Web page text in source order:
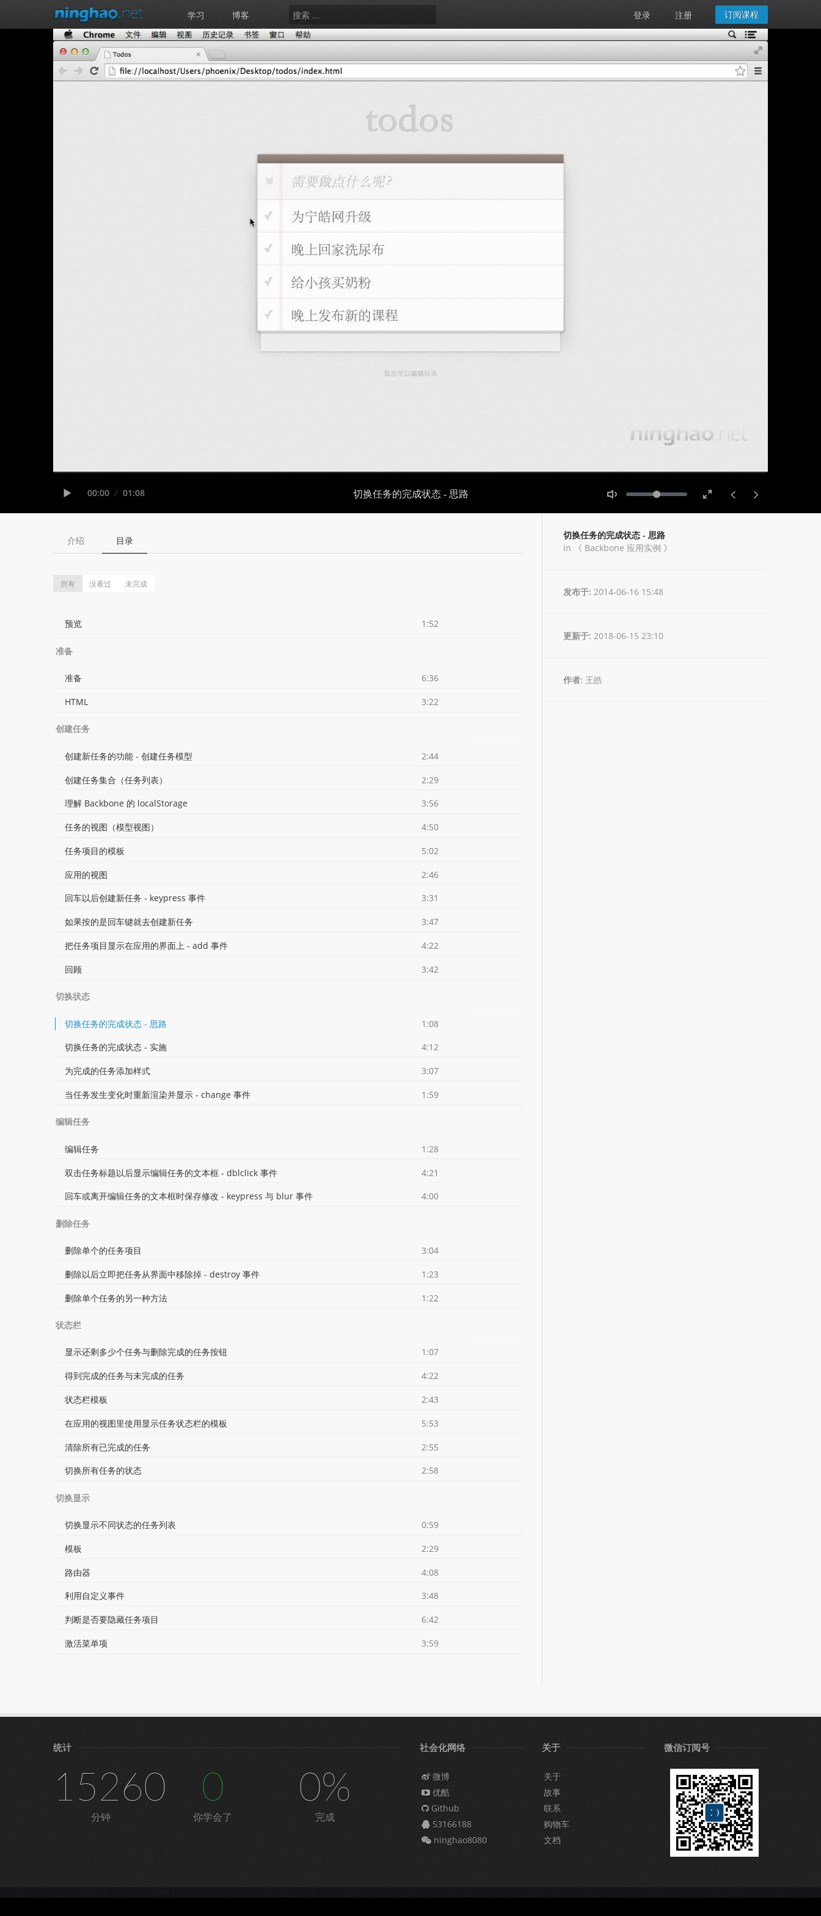
学习 博客 登录 注册 订阅课程
Current
00:00 Duration
01:08 切换任务的完成状态 - 思路
Volume
介绍 目录
所有 没看过 未完成
预览 1:52
准备
准备 6:36
HTML 3:22
创建任务
创建新任务的功能 - 创建任务模型 2:44
创建任务集合（任务列表） 2:29
理解 Backbone 的 localStorage 3:56
任务的视图（模型视图） 4:50
任务项目的模板 5:02
应用的视图 2:46
回车以后创建新任务 - keypress 事件 3:31
如果按的是回车键就去创建新任务 3:47
把任务项目显示在应用的界面上 - add 事件 4:22
回顾 3:42
切换状态
切换任务的完成状态 - 思路 1:08
切换任务的完成状态 - 实施 4:12
为完成的任务添加样式 3:07
当任务发生变化时重新渲染并显示 - change 事件 1:59
编辑任务
编辑任务 1:28
双击任务标题以后显示编辑任务的文本框 - dblclick 事件 4:21
回车或离开编辑任务的文本框时保存修改 - keypress 与 blur 事件 4:00
删除任务
删除单个的任务项目 3:04
删除以后立即把任务从界面中移除掉 - destroy 事件 1:23
删除单个任务的另一种方法 1:22
状态栏
显示还剩多少个任务与删除完成的任务按钮 1:07
得到完成的任务与未完成的任务 4:22
状态栏模板 2:43
在应用的视图里使用显示任务状态栏的模板 5:53
清除所有已完成的任务 2:55
切换所有任务的状态 2:58
切换显示
切换显示不同状态的任务列表 0:59
模板 2:29
路由器 4:08
利用自定义事件 3:48
判断是否要隐藏任务项目 6:42
激活菜单项 3:59
切换任务的完成状态 - 思路
in 《 Backbone 应用实例 》
发布于: 2014-06-16 15:48
更新于: 2018-06-15 23:10
作者: 王皓
统计
15260
分钟
0
你学会了
0%
完成
社会化网络
微博
优酷
Github
53166188
ninghao8080
关于
关于
故事
联系
购物车
文档
微信订阅号